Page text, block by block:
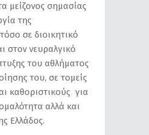
μείζονος σημασίας
της
σε διοικητικό
στον νευραλγικό
του αθλήματος
του, σε τομείς
καθοριστικούς για
αλλά και
Ελλάδος.